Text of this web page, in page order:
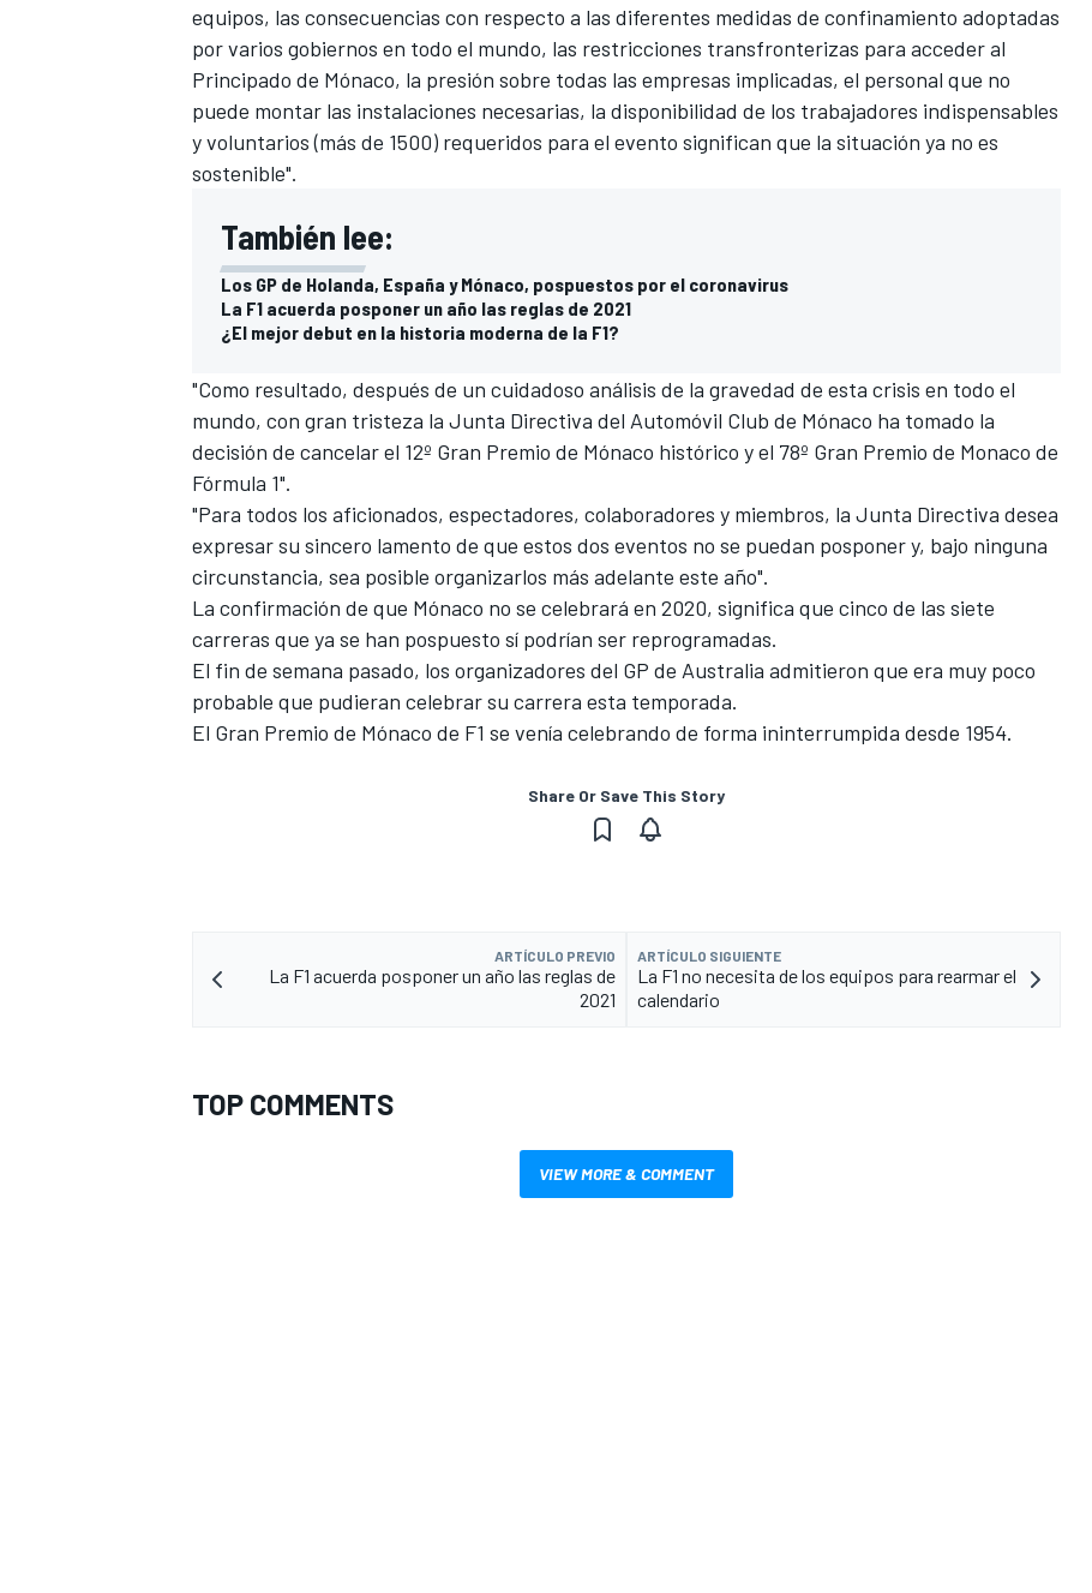
equipos, las consecuencias con respecto a las diferentes medidas de confinamiento adoptadas
por varios gobiernos en todo el mundo, las restricciones transfronterizas para acceder al
Principado de Mónaco, la presión sobre todas las empresas implicadas, el personal que no
puede montar las instalaciones necesarias, la disponibilidad de los trabajadores indispensables
y voluntarios (más de 1500) requeridos para el evento significan que la situación ya no es
sostenible".
También lee:
Los GP de Holanda, España y Mónaco, pospuestos por el coronavirus
La F1 acuerda posponer un año las reglas de 2021
¿El mejor debut en la historia moderna de la F1?
"Como resultado, después de un cuidadoso análisis de la gravedad de esta crisis en todo el
mundo, con gran tristeza la Junta Directiva del Automóvil Club de Mónaco ha tomado la
decisión de cancelar el 12º Gran Premio de Mónaco histórico y el 78º Gran Premio de Monaco de
Fórmula 1".
"Para todos los aficionados, espectadores, colaboradores y miembros, la Junta Directiva desea
expresar su sincero lamento de que estos dos eventos no se puedan posponer y, bajo ninguna
circunstancia, sea posible organizarlos más adelante este año".
La confirmación de que Mónaco no se celebrará en 2020, significa que cinco de las siete
carreras que ya se han pospuesto sí podrían ser reprogramadas.
El fin de semana pasado, los organizadores del GP de Australia admitieron que era muy poco
probable que pudieran celebrar su carrera esta temporada.
El Gran Premio de Mónaco de F1 se venía celebrando de forma ininterrumpida desde 1954.
Share Or Save This Story
ARTÍCULO PREVIO
La F1 acuerda posponer un año las reglas de
2021
ARTÍCULO SIGUIENTE
La F1 no necesita de los equipos para rearmar el
calendario
TOP COMMENTS
VIEW MORE & COMMENT